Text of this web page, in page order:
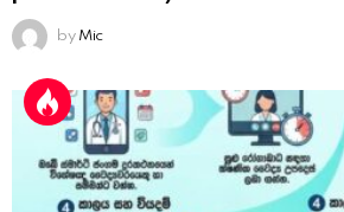
by Mic